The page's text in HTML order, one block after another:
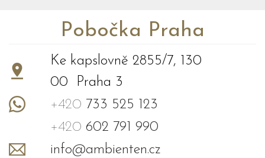
Pobočka Praha
Ke kapslovně 2855/7, 130
00 Praha 3
+420 733 525 123
+420 602 791 990
info@ambienten.cz